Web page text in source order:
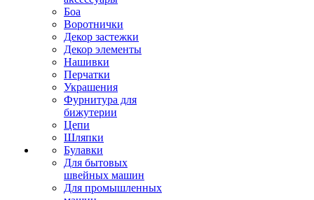
Боа
Воротнички
Декор застежки
Декор элементы
Нашивки
Перчатки
Украшения
Фурнитура для
бижутерии
Цепи
Шляпки
Булавки
Для бытовых
швейных машин
Для промышленных